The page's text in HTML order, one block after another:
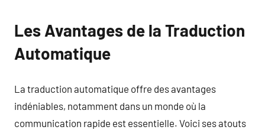
Les Avantages de la Traduction
Automatique
La traduction automatique offre des avantages
indéniables, notamment dans un monde où la
communication rapide est essentielle. Voici ses atouts